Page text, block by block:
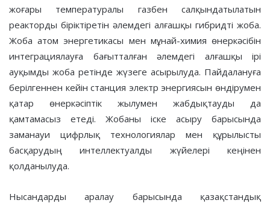
жоғары температуралы газбен салқындатылатын
реакторды біріктіретін әлемдегі алғашқы гибридті жоба.
Жоба атом энергетикасы мен мұнай-химия өнеркәсібін
интеграциялауға бағытталған әлемдегі алғашқы ірі
ауқымды жоба ретінде жүзеге асырылуда. Пайдалануға
берілгеннен кейін станция электр энергиясын өндірумен
қатар өнеркәсіптік жылумен жабдықтауды да
қамтамасыз етеді. Жобаны іске асыру барысында
заманауи цифрлық технологиялар мен құрылысты
басқарудың интеллектуалды жүйелері кеңінен
қолданылуда.
Нысандарды аралау барысында қазақстандық